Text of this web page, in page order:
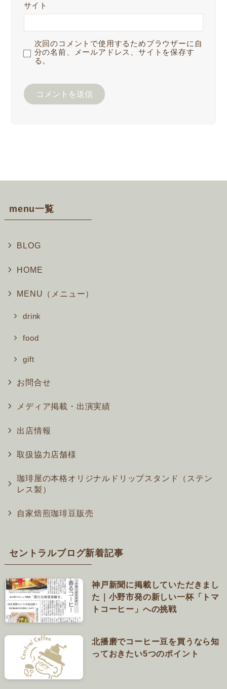
サイト
次回のコメントで使用するためブラウザーに自
分の名前、メールアドレス、サイトを保存す
る。
menu一覧
BLOG
HOME
MENU（メニュー）
drink
food
gift
お問合せ
メディア掲載・出演実績
出店情報
取扱協力店舗様
珈琲屋の本格オリジナルドリップスタンド（ステン
レス製）
自家焙煎珈琲豆販売
セントラルブログ新着記事
神戸新聞に掲載していただきまし
た｜小野市発の新しい一杯「トマ
トコーヒー」への挑戦
北播磨でコーヒー豆を買うなら知
っておきたい5つのポイント